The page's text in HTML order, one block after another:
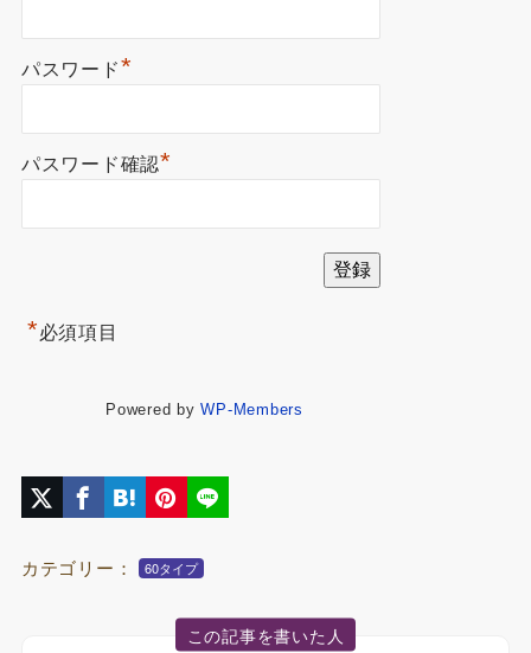
パスワード*
パスワード確認*
*必須項目
Powered byWP-Members
カテゴリー： 60タイプ
この記事を書いた人